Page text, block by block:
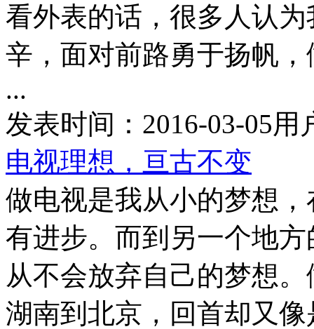
看外表的话，很多人认
辛，面对前路勇于扬帆
...
发表时间： 2016-03-05用
电视理想，亘古不变
做电视是我从小的梦想
有进步。而到另一个地
从不会放弃自己的梦想
湖南到北京，回首却又